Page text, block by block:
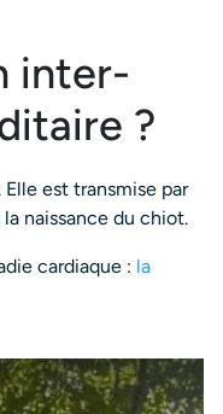
inter-
?
est transmise par
naissance du chiot.
cardiaque : la